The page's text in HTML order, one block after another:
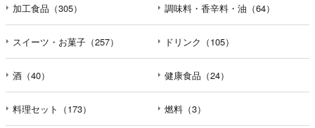
加工食品（305） 調味料・香辛料・油（64）
スイーツ・お菓子（257） ドリンク（105）
酒（40） 健康食品（24）
料理セット（173） 燃料（3）